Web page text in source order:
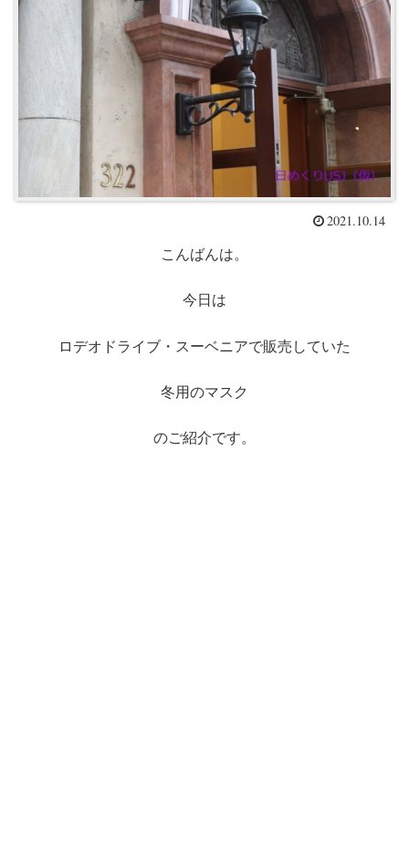
2021.10.14
こんばんは。
今日は
ロデオドライブ・スーベニアで販売していた
冬用のマスク
のご紹介です。